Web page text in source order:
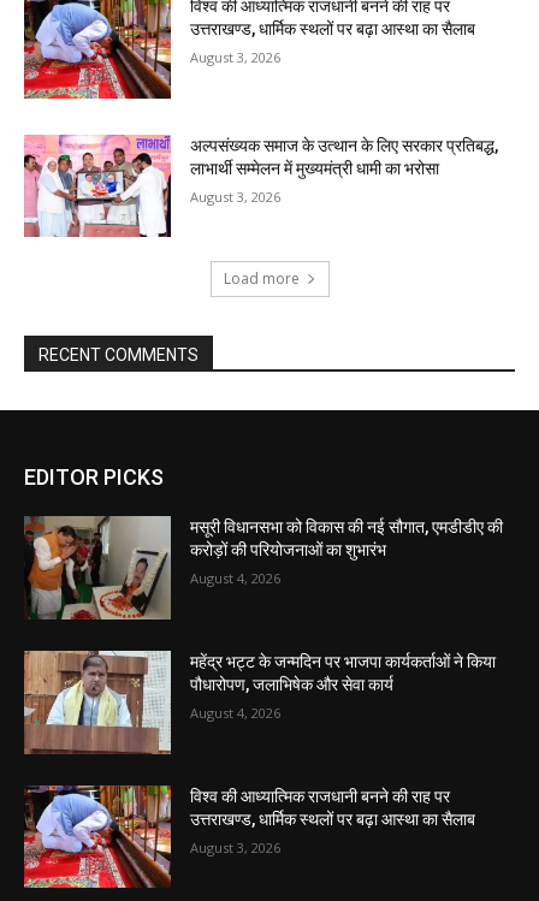
EDITOR PICKS
मसूरी विधानसभा को विकास की नई सौगात, एमडीडीए की
करोड़ों की परियोजनाओं का शुभारंभ
August 4, 2026
महेंद्र भट्ट के जन्मदिन पर भाजपा कार्यकर्ताओं ने किया
पौधारोपण, जलाभिषेक और सेवा कार्य
August 4, 2026
विश्व की आध्यात्मिक राजधानी बनने की राह पर
उत्तराखण्ड, धार्मिक स्थलों पर बढ़ा आस्था का सैलाब
August 3, 2026